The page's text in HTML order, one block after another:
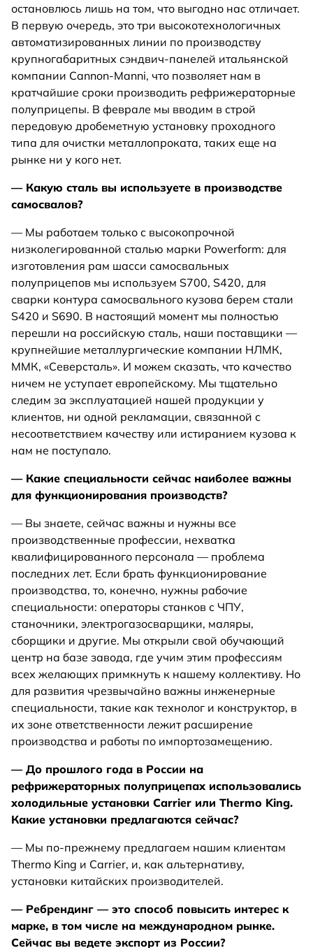
остановлюсь лишь на том, что выгодно нас отличает.
В первую очередь, это три высокотехнологичных
автоматизированных линии по производству
крупногабаритных сэндвич-панелей итальянской
компании Cannon-Manni, что позволяет нам в
кратчайшие сроки производить рефрижераторные
полуприцепы. В феврале мы вводим в строй
передовую дробеметную установку проходного
типа для очистки металлопроката, таких еще на
рынке ни у кого нет.
— Какую сталь вы используете в производстве
самосвалов?
— Мы работаем только с высокопрочной
низколегированной сталью марки Powerform: для
изготовления рам шасси самосвальных
полуприцепов мы используем S700, S420, для
сварки контура самосвального кузова берем стали
S420 и S690. В настоящий момент мы полностью
перешли на российскую сталь, наши поставщики —
крупнейшие металлургические компании НЛМК,
ММК, «Северсталь». И можем сказать, что качество
ничем не уступает европейскому. Мы тщательно
следим за эксплуатацией нашей продукции у
клиентов, ни одной рекламации, связанной с
несоответствием качеству или истиранием кузова к
нам не поступало.
— Какие специальности сейчас наиболее важны
для функционирования производств?
— Вы знаете, сейчас важны и нужны все
производственные профессии, нехватка
квалифицированного персонала — проблема
последних лет. Если брать функционирование
производства, то, конечно, нужны рабочие
специальности: операторы станков с ЧПУ,
станочники, электрогазосварщики, маляры,
сборщики и другие. Мы открыли свой обучающий
центр на базе завода, где учим этим профессиям
всех желающих примкнуть к нашему коллективу. Но
для развития чрезвычайно важны инженерные
специальности, такие как технолог и конструктор, в
их зоне ответственности лежит расширение
производства и работы по импортозамещению.
— До прошлого года в России на
рефрижераторных полуприцепах использовались
холодильные установки Carrier или Thermo King.
Какие установки предлагаются сейчас?
— Мы по-прежнему предлагаем нашим клиентам
Thermo King и Carrier, и, как альтернативу,
установки китайских производителей.
— Ребрендинг — это способ повысить интерес к
марке, в том числе на международном рынке.
Сейчас вы ведете экспорт из России?